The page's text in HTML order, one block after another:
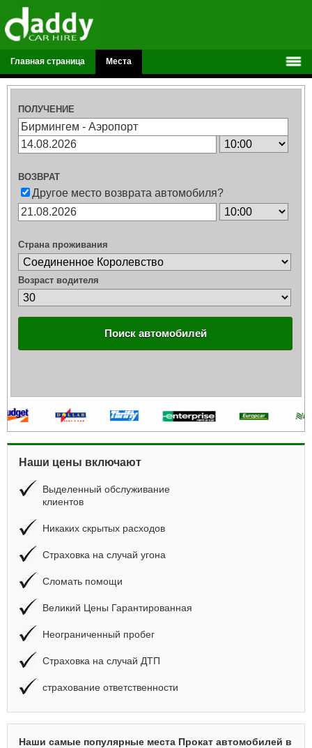
Главная страница Места
ПОЛУЧЕНИЕ
ВОЗВРАТ
Другое место возврата автомобиля?
Страна проживания
Возраст водителя
Поиск автомобилей
Наши цены включают
Выделенный обслуживание
клиентов
Никаких скрытых расходов
Страховка на случай угона
Сломать помощи
Великий Цены Гарантированная
Неограниченный пробег
Страховка на случай ДТП
страхование ответственности
Наши самые популярные места Прокат автомобилей в